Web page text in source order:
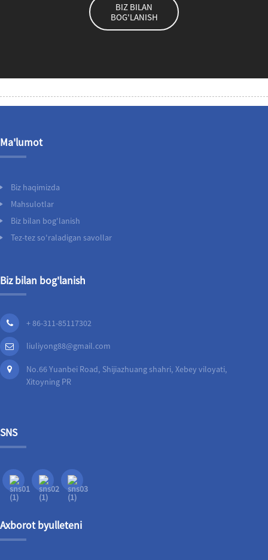
BIZ BILAN
BOG'LANISH
Ma'lumot
Biz haqimizda
Mahsulotlar
Biz bilan bog'lanish
Tez-tez so'raladigan savollar
Biz bilan bog'lanish
+ 86-311-85117302
liuliyong88@gmail.com
No.66 Yuanbei Road, Shijiazhuang shahri, Xebey viloyati,
Xitoyning PR
SNS
Axborot byulleteni